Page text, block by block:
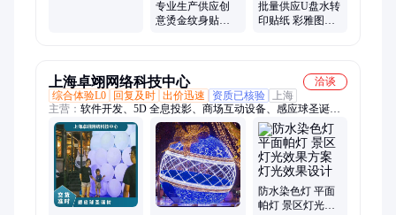
专业生产供应创
意烫金纹身贴纸
批量供应U盘水转
印贴纸 彩雅图案
上海卓翊网络科技中心
洽谈
综合体验L0
回复及时 出价迅速 资质已核验
上海
主营： 软件开发、5D 全息投影、商场互动设备、感应球圣诞
树、暖场设备、全息投影餐厅创意设计、投影设备
防水染色灯 平面
帕灯 景区灯光效